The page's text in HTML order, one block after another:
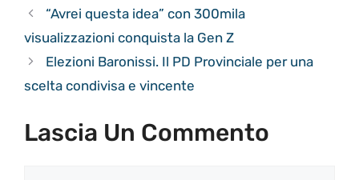
“Avrei questa idea” con 300mila
visualizzazioni conquista la Gen Z
Elezioni Baronissi. Il PD Provinciale per una
scelta condivisa e vincente
Lascia Un Commento